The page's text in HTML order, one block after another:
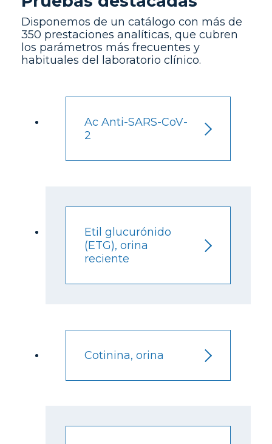
Disponemos de un catálogo con más de
350 prestaciones analíticas, que cubren
los parámetros más frecuentes y
habituales del laboratorio clínico.
Ac Anti-SARS-CoV-
2
Etil glucurónido
(ETG), orina
reciente
Cotinina, orina